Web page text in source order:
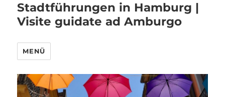
Stadtführungen in Hamburg |
Visite guidate ad Amburgo
MENÜ